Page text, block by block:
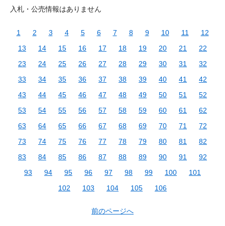
入札・公売情報はありません
1 2 3 4 5 6 7 8 9 10 11
12
13
14 15 16 17 18 19 20 21
22
23
24 25 26 27 28 29 30 31
32
33
34 35 36 37 38 39 40 41
42
43
44 45 46 47 48 49 50 51
52
53
54 55 56 57 58 59 60 61
62
63
64 65 66 67 68 69 70 71
72
73
74 75 76 77 78 79 80 81
82
83
84 85 86 87 88 89 90 91
92
93
94 95 96 97 98 99 100
101
102
103 104 105 106
前のページへ